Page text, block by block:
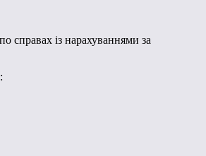
справах із нарахуваннями за